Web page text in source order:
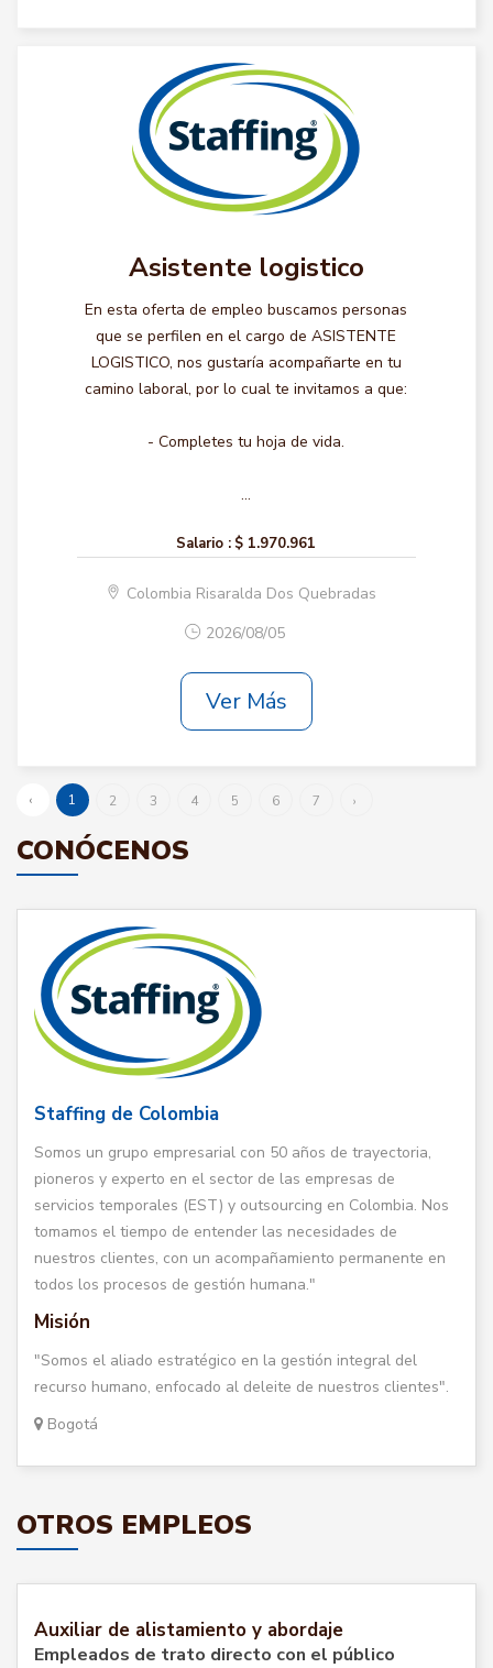
Asistente logistico
En esta oferta de empleo buscamos personas
que se perfilen en el cargo de ASISTENTE
LOGISTICO, nos gustaría acompañarte en tu
camino laboral, por lo cual te invitamos a que:
- Completes tu hoja de vida.
...
Salario : $ 1.970.961
Colombia Risaralda Dos Quebradas
2026/08/05
Ver Más
‹ 1 2 3 4 5 6 7 ›
CONÓCENOS
Staffing de Colombia
Somos un grupo empresarial con 50 años de trayectoria,
pioneros y experto en el sector de las empresas de
servicios temporales (EST) y outsourcing en Colombia. Nos
tomamos el tiempo de entender las necesidades de
nuestros clientes, con un acompañamiento permanente en
todos los procesos de gestión humana."
Misión
"Somos el aliado estratégico en la gestión integral del
recurso humano, enfocado al deleite de nuestros clientes".
Bogotá
OTROS EMPLEOS
Auxiliar de alistamiento y abordaje
Empleados de trato directo con el público